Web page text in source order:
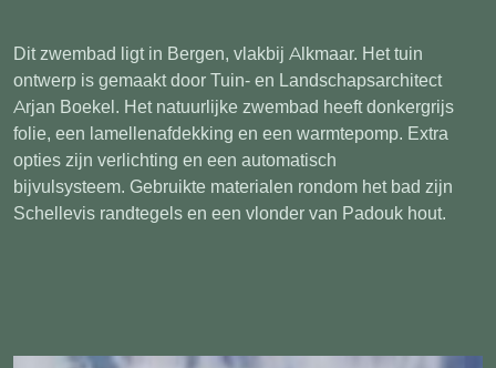
Dit zwembad ligt in Bergen, vlakbij Alkmaar. Het tuin
ontwerp is gemaakt door Tuin- en Landschapsarchitect
Arjan Boekel. Het natuurlijke zwembad heeft donkergrijs
folie, een lamellenafdekking en een warmtepomp. Extra
opties zijn verlichting en een automatisch
bijvulsysteem. Gebruikte materialen rondom het bad zijn
Schellevis randtegels en een vlonder van Padouk hout.